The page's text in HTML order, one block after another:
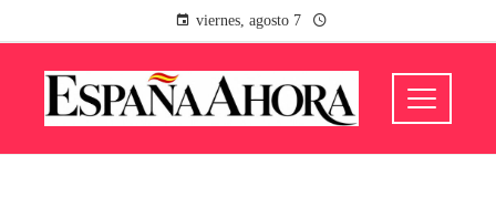
viernes, agosto 7